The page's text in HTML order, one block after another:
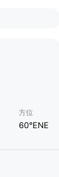
方位
60°ENE